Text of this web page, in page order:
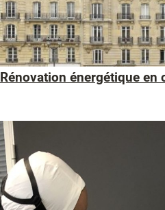
Rénovation énergétique en